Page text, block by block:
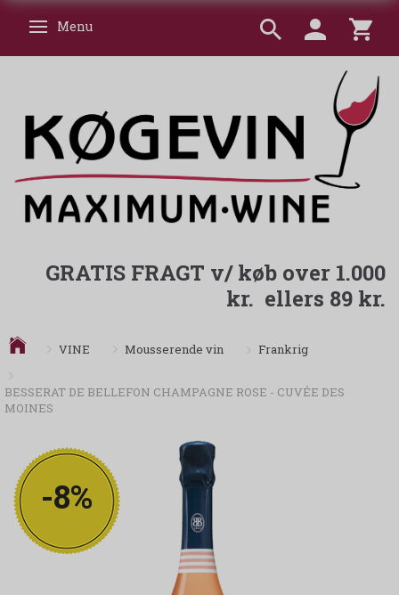
Skifte navigation
Menu
GRATIS FRAGT v/ køb over 1.000
kr. ellers 89 kr.
VINE Mousserende vin Frankrig
BESSERAT DE BELLEFON CHAMPAGNE ROSE - CUVÉE DES
MOINES
-8%